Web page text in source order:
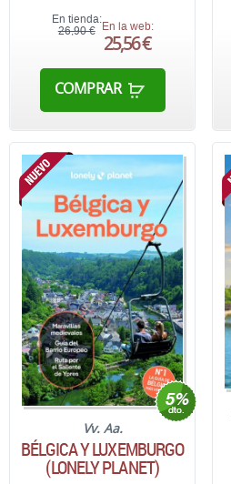
En tienda:
26,90 € En la web:
25,56 €
COMPRAR
Vv. Aa.
BÉLGICA Y LUXEMBURGO
(LONELY PLANET)